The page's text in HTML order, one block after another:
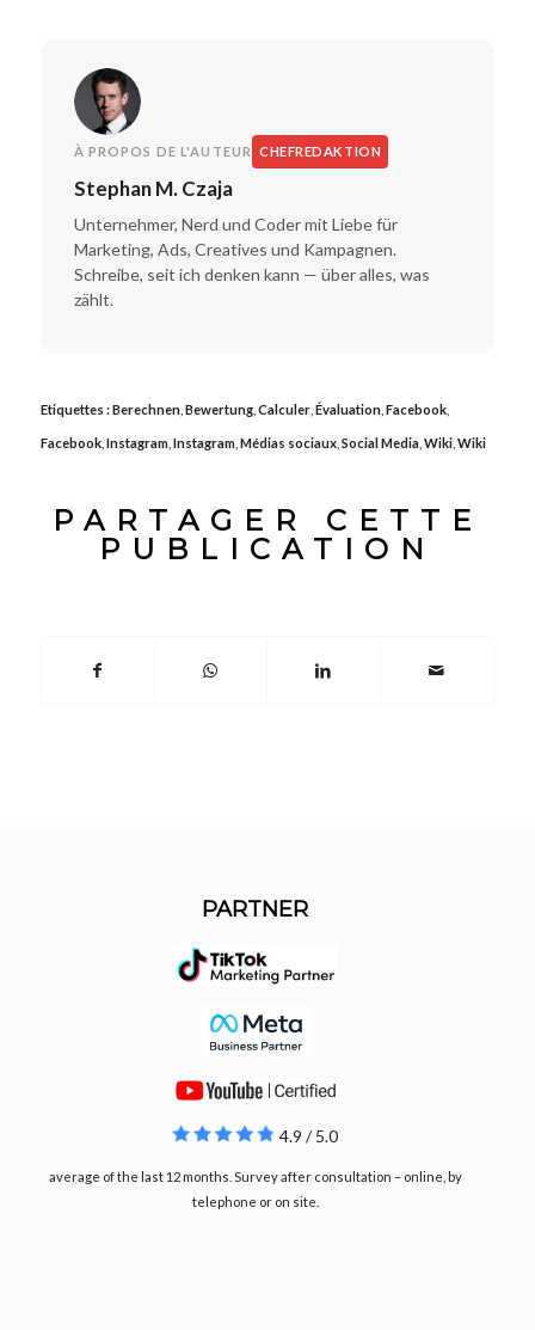
À PROPOS DE L'AUTEUR CHEFREDAKTION
Stephan M. Czaja
Unternehmer, Nerd und Coder mit Liebe für
Marketing, Ads, Creatives und Kampagnen.
Schreibe, seit ich denken kann — über alles, was
zählt.
Etiquettes :Berechnen, Bewertung, Calculer, Évaluation, Facebook,
Facebook, Instagram, Instagram, Médias sociaux, Social Media, Wiki, Wiki
PARTAGER CETTE
PUBLICATION
PARTNER
4.9 / 5.0
average of the last 12 months. Survey after consultation – online, by
telephone or on site.